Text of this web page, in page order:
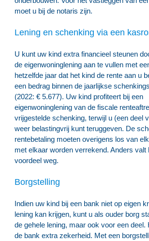
moet u bij de notaris zijn.
Lening en schenking via een
U kunt uw kind extra financieel steunen
de eigenwoninglening aan te vullen met
hetzelfde jaar dat het kind de rente aan u
een bedrag binnen de jaarlijkse
(2022: € 5.677). Uw kind profiteert bij een
eigenwoninglening van de fiscale
vrijgestelde schenking, terwijl u (een deel
weer belastingvrij kunt teruggeven. De
rentebetaling moeten overigens los van
met elkaar worden verrekend. Anders valt
voordeel weg.
Borgstelling
Indien uw kind bij een bank niet op eigen
lening kan krijgen, kunt u als ouder borg
de gehele lening, maar ook voor een deel.
de bank extra zekerheid. Met een